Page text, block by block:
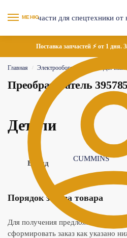
МЕНЮ
Поставка запчастей ⚡ от 1 дня.
Главная / Электрооборудование Датчики
Преобразователь
Детали
Бренд
CUMMINS
Порядок заказа товара
Для получения предложения по
сформировать заказ как указано